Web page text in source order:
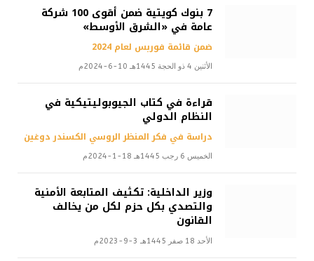
7 بنوك كويتية ضمن أقوى 100 شركة
عامة في «الشرق الأوسط»
ضمن قائمة فوربس لعام 2024
الأثنين 4 ذو الحجة 1445هـ 10-6-2024م
قراءة في كتاب الجيوبوليتيكية في
النظام الدولي
دراسة في فكر المنظر الروسي الكسندر دوغين
الخميس 6 رجب 1445هـ 18-1-2024م
وزير الداخلية: تكثيف المتابعة الأمنية
والتصدي بكل حزم لكل من يخالف
القانون
الأحد 18 صفر 1445هـ 3-9-2023م